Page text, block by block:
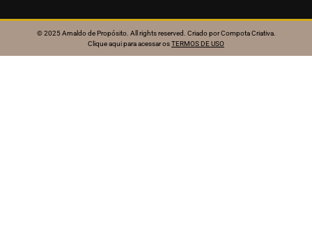
© 2025 Arnaldo de Propósito. All rights reserved. Criado porCompota Criativa.
Clique aqui para acessar osTERMOS DE USO